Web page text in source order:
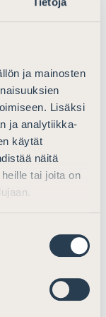
ja mainosten
Lisäksi
ja analytiikka-
käytät
näitä
tai joita on
saamasta
pois, mikä
Jakobsson,